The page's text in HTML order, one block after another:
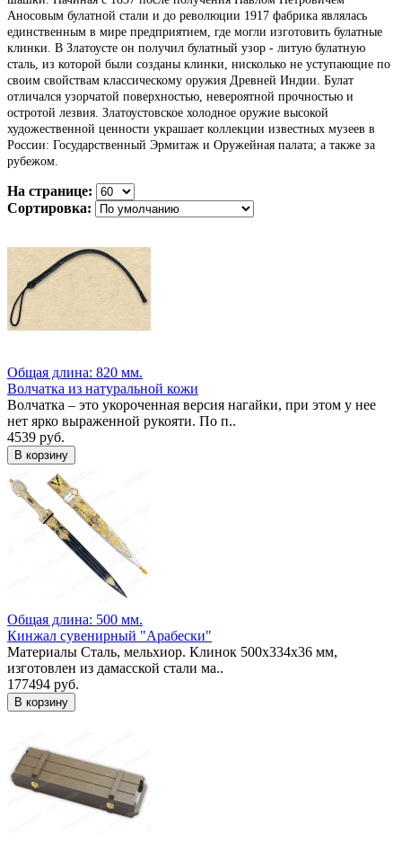
Аносовым булатной стали и до революции 1917 фабрика являлась
единственным в мире предприятием, где могли изготовить булатные
клинки. В Златоусте он получил булатный узор - литую булатную
сталь, из которой были созданы клинки, нисколько не уступающие по
своим свойствам классическому оружия Древней Индии. Булат
отличался узорчатой поверхностью, невероятной прочностью и
остротой лезвия. Златоустовское холодное оружие высокой
художественной ценности украшает коллекции известных музеев в
России: Государственный Эрмитаж и Оружейная палата; а также за
рубежом.
На странице:
Сортировка:
Общая длина: 820 мм.
Волчатка из натуральной кожи
Волчатка – это укороченная версия нагайки, при этом у нее
нет ярко выраженной рукояти. По п..
4539 руб.
Общая длина: 500 мм.
Кинжал сувенирный "Арабески"
Материалы Cталь, мельхиор. Клинок 500х334х36 мм,
изготовлен из дамасской стали ма..
177494 руб.